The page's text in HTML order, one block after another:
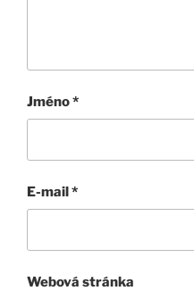
Jméno*
E-mail*
Webová stránka